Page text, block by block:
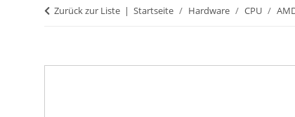
Zurück zur Liste Startseite Hardware CPU